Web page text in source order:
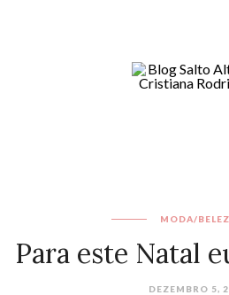
MODA/
Para este Natal
DEZEMBRO 5,